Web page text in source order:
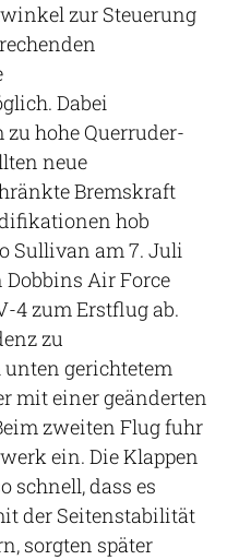
zur Steuerung
Dabei
hohe Querruder-
neue
Bremskraft
hob
Sullivan am 7. Juli
Dobbins Air Force
4 zum Erstflug ab.
zu
gerichtetem
mit einer geänderten
zweiten Flug fuhr
ein. Die Klappen
schnell, dass es
der Seitenstabilität
sorgten später